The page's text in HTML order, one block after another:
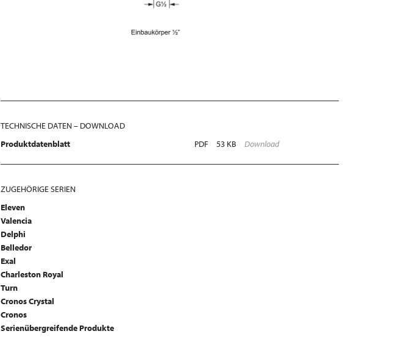
TECHNISCHE DATEN – DOWNLOAD
Produktdatenblatt
PDF 53 KB Download
ZUGEHÖRIGE SERIEN
Eleven
Valencia
Delphi
Belledor
Exal
Charleston Royal
Turn
Cronos Crystal
Cronos
Serienübergreifende Produkte